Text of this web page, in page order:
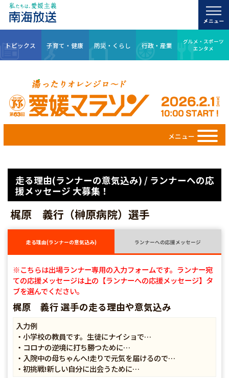
トピックス 子育て・健康 防災・くらし 行政・産業
グルメ・スポーツ
エンタメ
メニュー
走る理由(ランナーの意気込み) / ランナーへの応
援メッセージ 大募集！
梶原 義行（榊原病院）選手
走る理由(ランナーの意気込み) ランナーへの応援メッセージ
※こちらは出場ランナー専用の入力フォームです。ランナー宛
ての応援メッセージは上の【ランナーへの応援メッセージ】タ
ブを選んでください。
梶原 義行 選手の走る理由や意気込み
入力例
・小学校の教員です。生徒にナイショで…
・コロナの逆境に打ち勝つために…
・入院中の母ちゃんへ!走りで元気を届けるので…
・初挑戦!新しい自分に出会うために…